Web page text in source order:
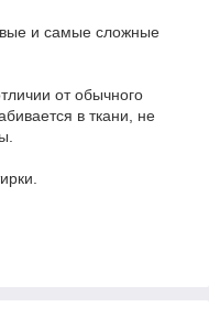
и самые сложные
от обычного
в ткани, не